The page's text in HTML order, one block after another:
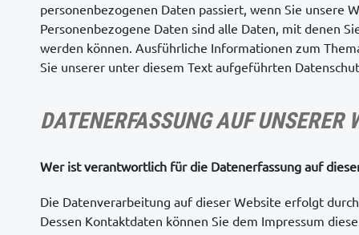
personenbezogenen Daten passiert, wenn Sie unsere
Personenbezogene Daten sind alle Daten, mit denen
werden können. Ausführliche Informationen zum
Sie unserer unter diesem Text aufgeführten
DATENERFASSUNG AUF UNSERER
Wer ist verantwortlich für die Datenerfassung auf
Die Datenverarbeitung auf dieser Website erfolgt
Dessen Kontaktdaten können Sie dem Impressum